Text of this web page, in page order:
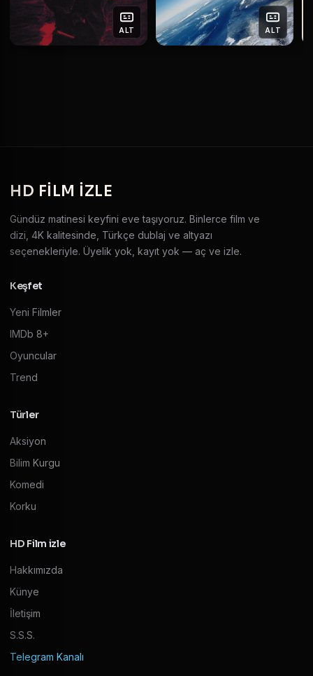
ALT ALT
HD FILM IZLE
Gündüz matinesi keyfini eve taşıyoruz. Binlerce film ve
dizi, 4K kalitesinde, Türkçe dublaj ve altyazı
seçenekleriyle. Üyelik yok, kayıt yok — aç ve izle.
Keşfet
Yeni Filmler
IMDb 8+
Oyuncular
Trend
Türler
Aksiyon
Bilim Kurgu
Komedi
Korku
HD Film izle
Hakkımızda
Künye
İletişim
S.S.S.
Telegram Kanalı